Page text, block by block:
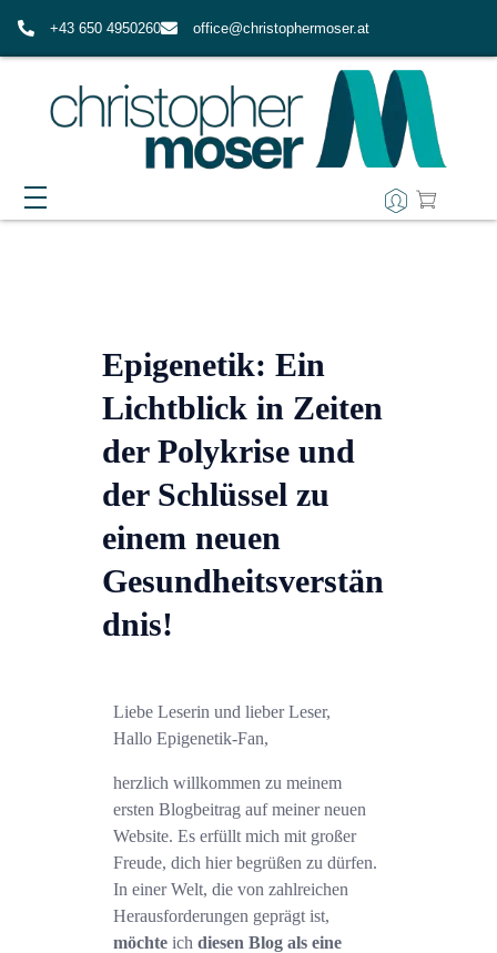
+43 650 4950260 office@christophermoser.at
ÜBER MICH
MEINE WERTE
ALLGEMEINE FRAGEN
Epigenetik: Ein
Lichtblick in Zeiten
der Polykrise und
der Schlüssel zu
einem neuen
Gesundheitsverstän
dnis!
Liebe Leserin und lieber Leser,
Hallo Epigenetik-Fan,
herzlich willkommen zu meinem
ersten Blogbeitrag auf meiner neuen
Website. Es erfüllt mich mit großer
Freude, dich hier begrüßen zu dürfen.
In einer Welt, die von zahlreichen
Herausforderungen geprägt ist,
möchteich diesen Blog als eine